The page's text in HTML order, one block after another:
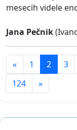
mesecih videle
Jana Pečnik
« 1 2 3
124
»